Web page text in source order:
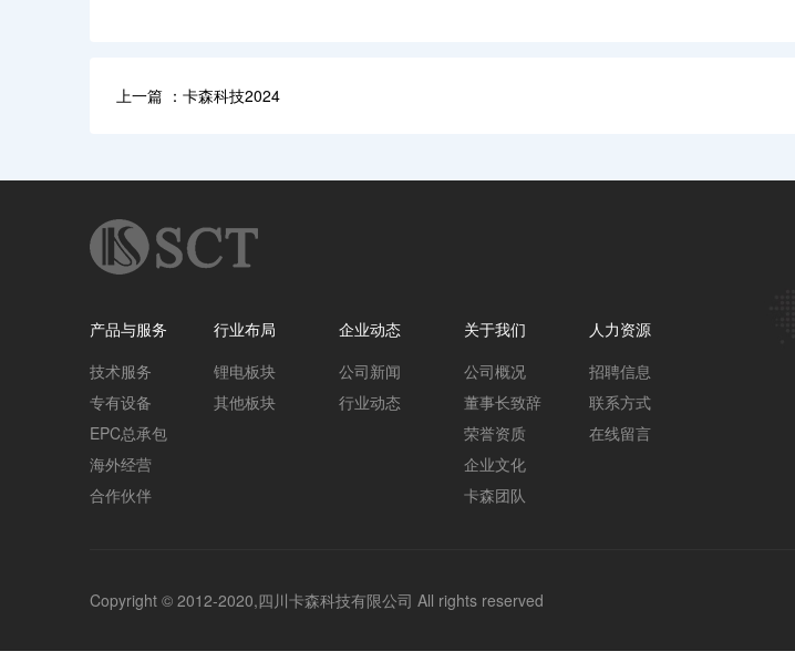
上一篇 ：卡森科技2024
产品与服务
技术服务
专有设备
EPC总承包
海外经营
合作伙伴
行业布局
锂电板块
其他板块
企业动态
公司新闻
行业动态
关于我们
公司概况
董事长致辞
荣誉资质
企业文化
卡森团队
人力资源
招聘信息
联系方式
在线留言
Copyright © 2012-2020,四川卡森科技有限公司 All rights reserved